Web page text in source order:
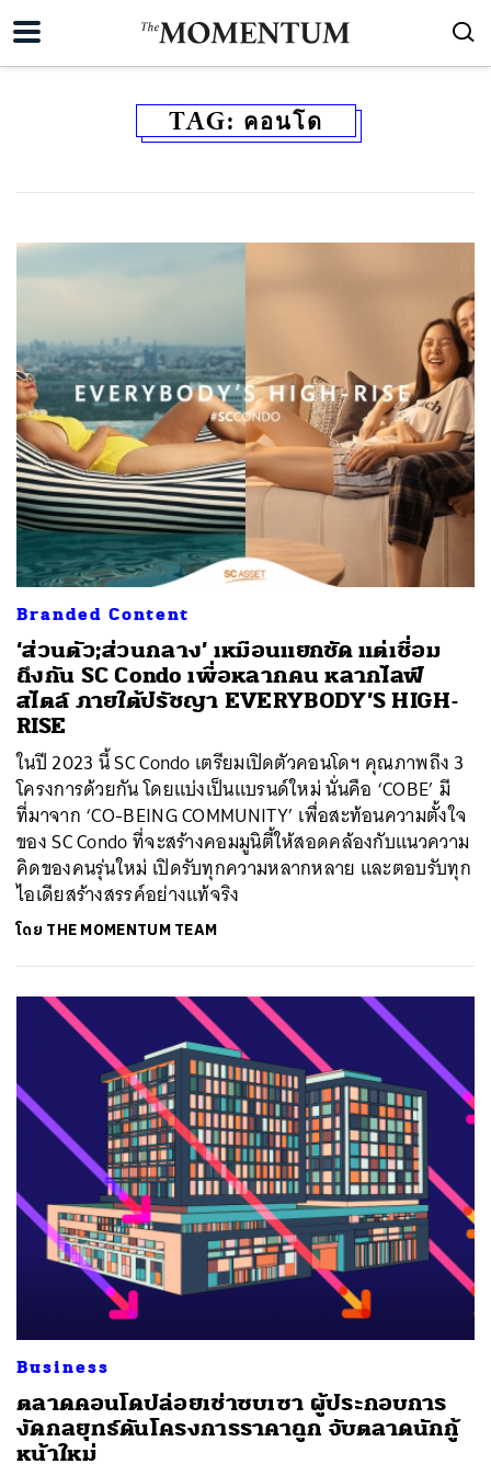
TAG: คอนโด
Branded Content
‘ส่วนตัว;ส่วนกลาง’ เหมือนแยกชัด แต่เชื่อม
ถึงกัน SC Condo เพื่อหลากคน หลากไลฟ์
สไตล์ ภายใต้ปรัชญา EVERYBODY’S HIGH-
RISE
ในปี 2023 นี้ SC Condo เตรียมเปิดตัวคอนโดฯ คุณภาพถึง 3
โครงการด้วยกัน โดยแบ่งเป็นแบรนด์ใหม่ นั่นคือ ‘COBE’ มี
ที่มาจาก ‘CO-BEING COMMUNITY’ เพื่อสะท้อนความตั้งใจ
ของ SC Condo ที่จะสร้างคอมมูนิตี้ให้สอดคล้องกับแนวความ
คิดของคนรุ่นใหม่ เปิดรับทุกความหลากหลาย และตอบรับทุก
ไอเดียสร้างสรรค์อย่างแท้จริง
โดย THE MOMENTUM TEAM
Business
ตลาดคอนโดปล่อยเช่าซบเซา ผู้ประกอบการ
งัดกลยุทธ์ดันโครงการราคาถูก จับตลาดนักกู้
หน้าใหม่
SHARE TWEET LINE EMAIL